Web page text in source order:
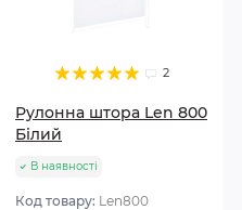
2
Рулонна штора Len 800
Білий
В наявності
Код товару: Len800